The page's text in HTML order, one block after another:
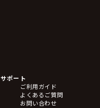
サポート
ご利用ガイド
よくあるご質問
お問い合わせ